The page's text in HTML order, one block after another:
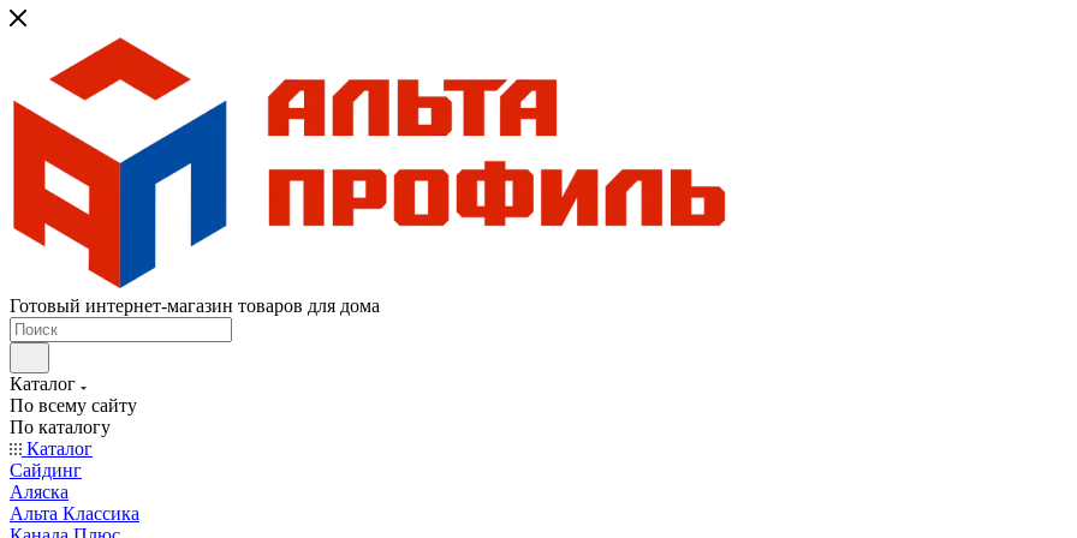
Готовый интернет-магазин товаров для дома
Каталог
По всему сайту
По каталогу
Каталог
Сайдинг
Аляска
Альта Классика